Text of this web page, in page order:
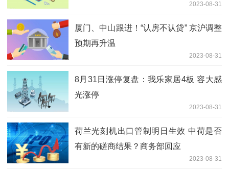
2023-08-31
厦门、中山跟进！“认房不认贷” 京沪调整
预期再升温
2023-08-31
8月31日涨停复盘：我乐家居4板 容大感
光涨停
2023-08-31
荷兰光刻机出口管制明日生效 中荷是否
有新的磋商结果？商务部回应
2023-08-31